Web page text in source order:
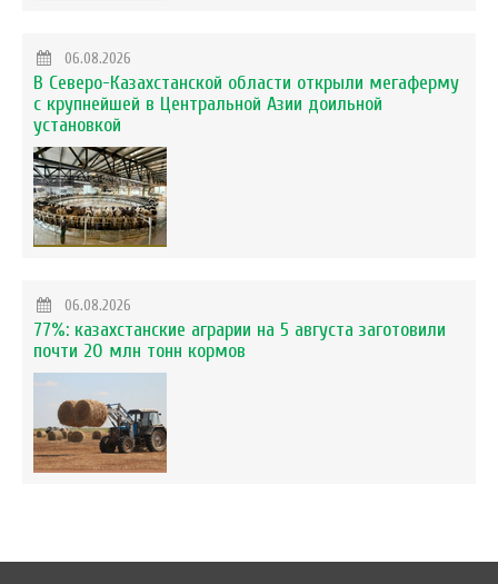
06.08.2026
В Северо-Казахстанской области открыли мегаферму
с крупнейшей в Центральной Азии доильной
установкой
06.08.2026
77%: казахстанские аграрии на 5 августа заготовили
почти 20 млн тонн кормов